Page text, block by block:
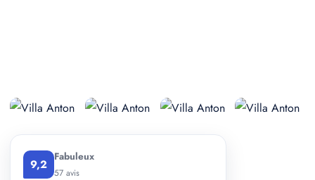
9,2 Fabuleux
57 avis